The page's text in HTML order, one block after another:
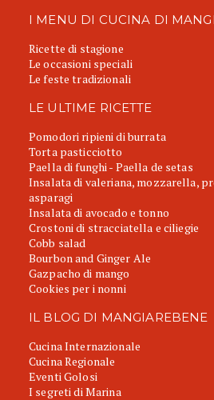
I MENU DI CUCINA DI
Ricette di stagione
Le occasioni speciali
Le feste tradizionali
LE ULTIME RICETTE
Pomodori ripieni di burrata
Torta pasticciotto
Paella di funghi - Paella de setas
Insalata di valeriana, mozzarella,
asparagi
Insalata di avocado e tonno
Crostoni di stracciatella e ciliegie
Cobb salad
Bourbon and Ginger Ale
Gazpacho di mango
Cookies per i nonni
IL BLOG DI MANGIAREBENE
Cucina Internazionale
Cucina Regionale
Eventi Golosi
I segreti di Marina